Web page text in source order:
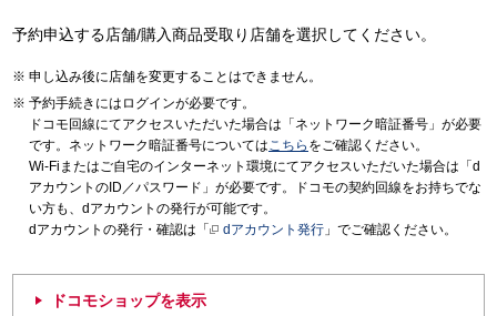
予約申込する店舗/購入商品受取り店舗を選択してください。
申し込み後に店舗を変更することはできません。
予約手続きにはログインが必要です。
ドコモ回線にてアクセスいただいた場合は「ネットワーク暗証番号」が必要
です。ネットワーク暗証番号についてはこちら をご確認ください。
Wi-Fiまたはご自宅のインターネット環境にてアクセスいただいた場合は「d
アカウントのID／パスワード」が必要です。ドコモの契約回線をお持ちでな
い方も、dアカウントの発行が可能です。
dアカウントの発行・確認は「
dアカウント発行 」でご確認ください。
ドコモショップを表示